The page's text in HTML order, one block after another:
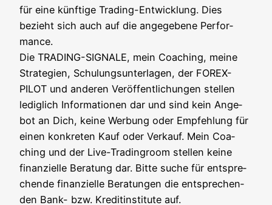
für eine künf­ti­ge Tra­ding-Ent­wick­lung. Dies
bezieht sich auch auf die ange­ge­be­ne Per­for­
mance.
Die TRADING-SIGNALE, mein Coa­ching, mei­ne
Stra­te­gien, Schu­lungs­un­ter­la­gen, der FOREX-
PILOT und ande­ren Ver­öf­fent­li­chun­gen stel­len
ledig­lich Infor­ma­tio­nen dar und sind kein Ange­
bot an Dich, kei­ne Wer­bung oder Emp­feh­lung für
einen kon­kre­ten Kauf oder Ver­kauf. Mein Coa­
ching und der Live-Tra­din­g­room stel­len kei­ne
finan­zi­el­le Bera­tung dar. Bit­te suche für ent­spre­
chen­de finan­zi­el­le Bera­tun­gen die ent­spre­chen­
den Bank- bzw. Kre­dit­in­sti­tu­te auf.